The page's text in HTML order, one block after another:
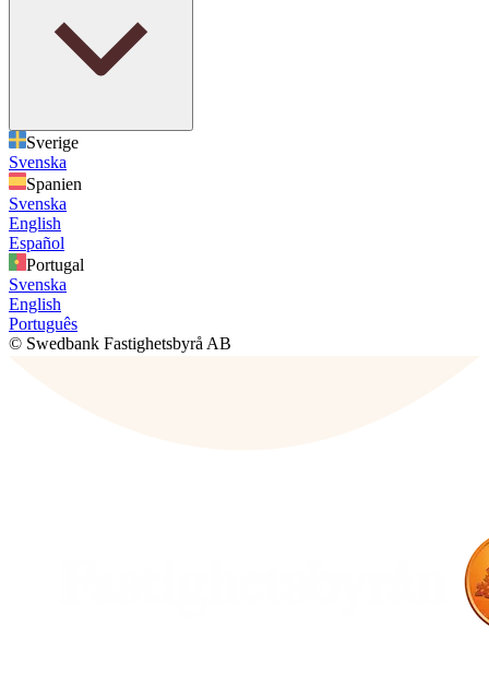
Sverige
Svenska
Spanien
Svenska
English
Español
Portugal
Svenska
English
Português
© Swedbank Fastighetsbyrå AB